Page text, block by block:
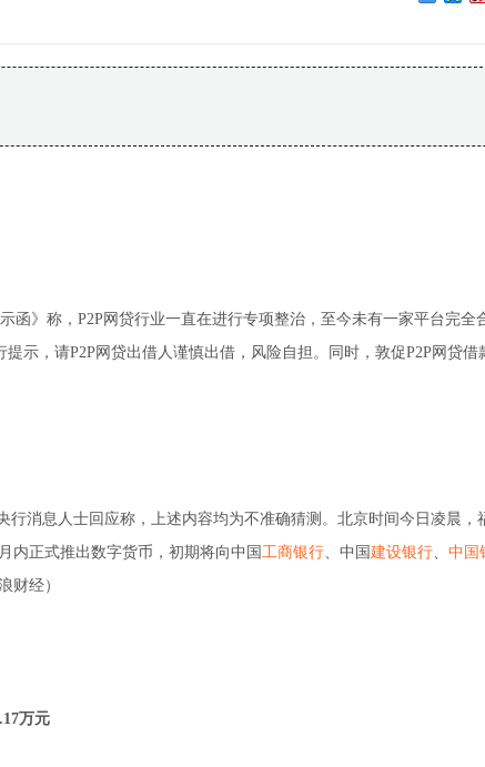
函》称，P2P网贷行业一直在进行专项整治，至今未有一家平台完全
示，请P2P网贷出借人谨慎出借，风险自担。同时，敦促P2P网贷借
消息人士回应称，上述内容均为不准确猜测。北京时间今日凌晨，
内正式推出数字货币，初期将向中国 工商银行 、中国建设银行
中国
财经）
万元